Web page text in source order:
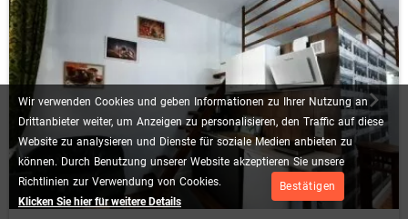
Wir verwenden Cookies und geben Informationen zu Ihrer Nutzung an
Drittanbieter weiter, um Anzeigen zu personalisieren, den Traffic auf diese
Website zu analysieren und Dienste für soziale Medien anbieten zu
können. Durch Benutzung unserer Website akzeptieren Sie unsere
Richtlinien zur Verwendung von Cookies.
Klicken Sie hier für weitere Details
Bestätigen